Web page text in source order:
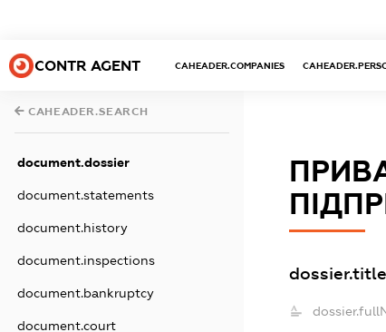
CONTR AGENT CAHEADER.COMPANIES
CAHEADER.SEARCH
document.dossier
document.statements
document.history
document.inspections
document.bankruptcy
document.court
dossier.title